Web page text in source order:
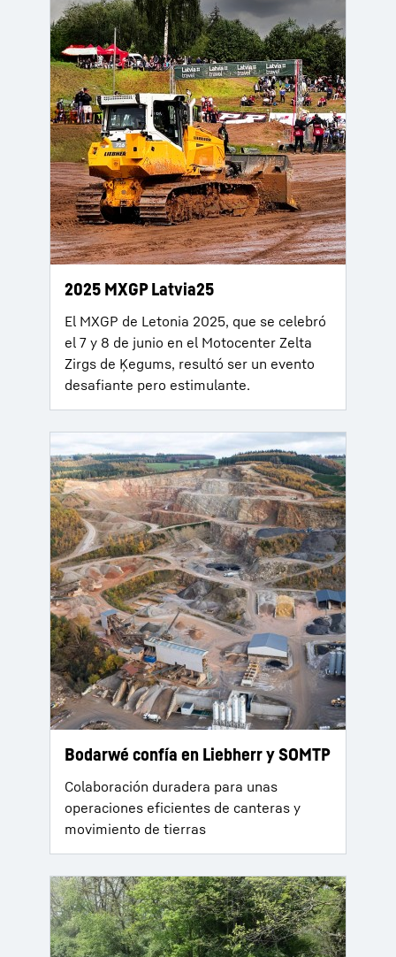
2025 MXGP Latvia25
El MXGP de Letonia 2025, que se celebró
el 7 y 8 de junio en el Motocenter Zelta
Zirgs de Ķegums, resultó ser un evento
desafiante pero estimulante.
Bodarwé confía en Liebherr y SOMTP
Colaboración duradera para unas
operaciones eficientes de canteras y
movimiento de tierras